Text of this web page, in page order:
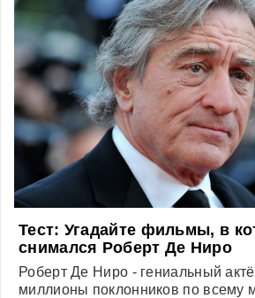
Тест: Угадайте фильмы, в
снимался Роберт Де Ниро
Роберт Де Ниро - гениальный
миллионы поклонников по всему